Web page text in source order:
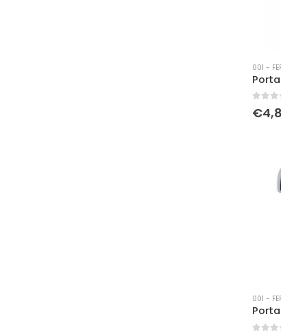
001 -
Su 5
€
001 -